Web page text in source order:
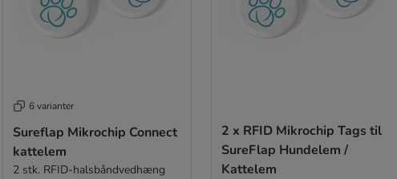
6 varianter
Sureflap Mikrochip Connect
kattelem
2 stk. RFID-halsbåndvedhæng
2 x RFID Mikrochip Tags til
SureFlap Hundelem /
Kattelem